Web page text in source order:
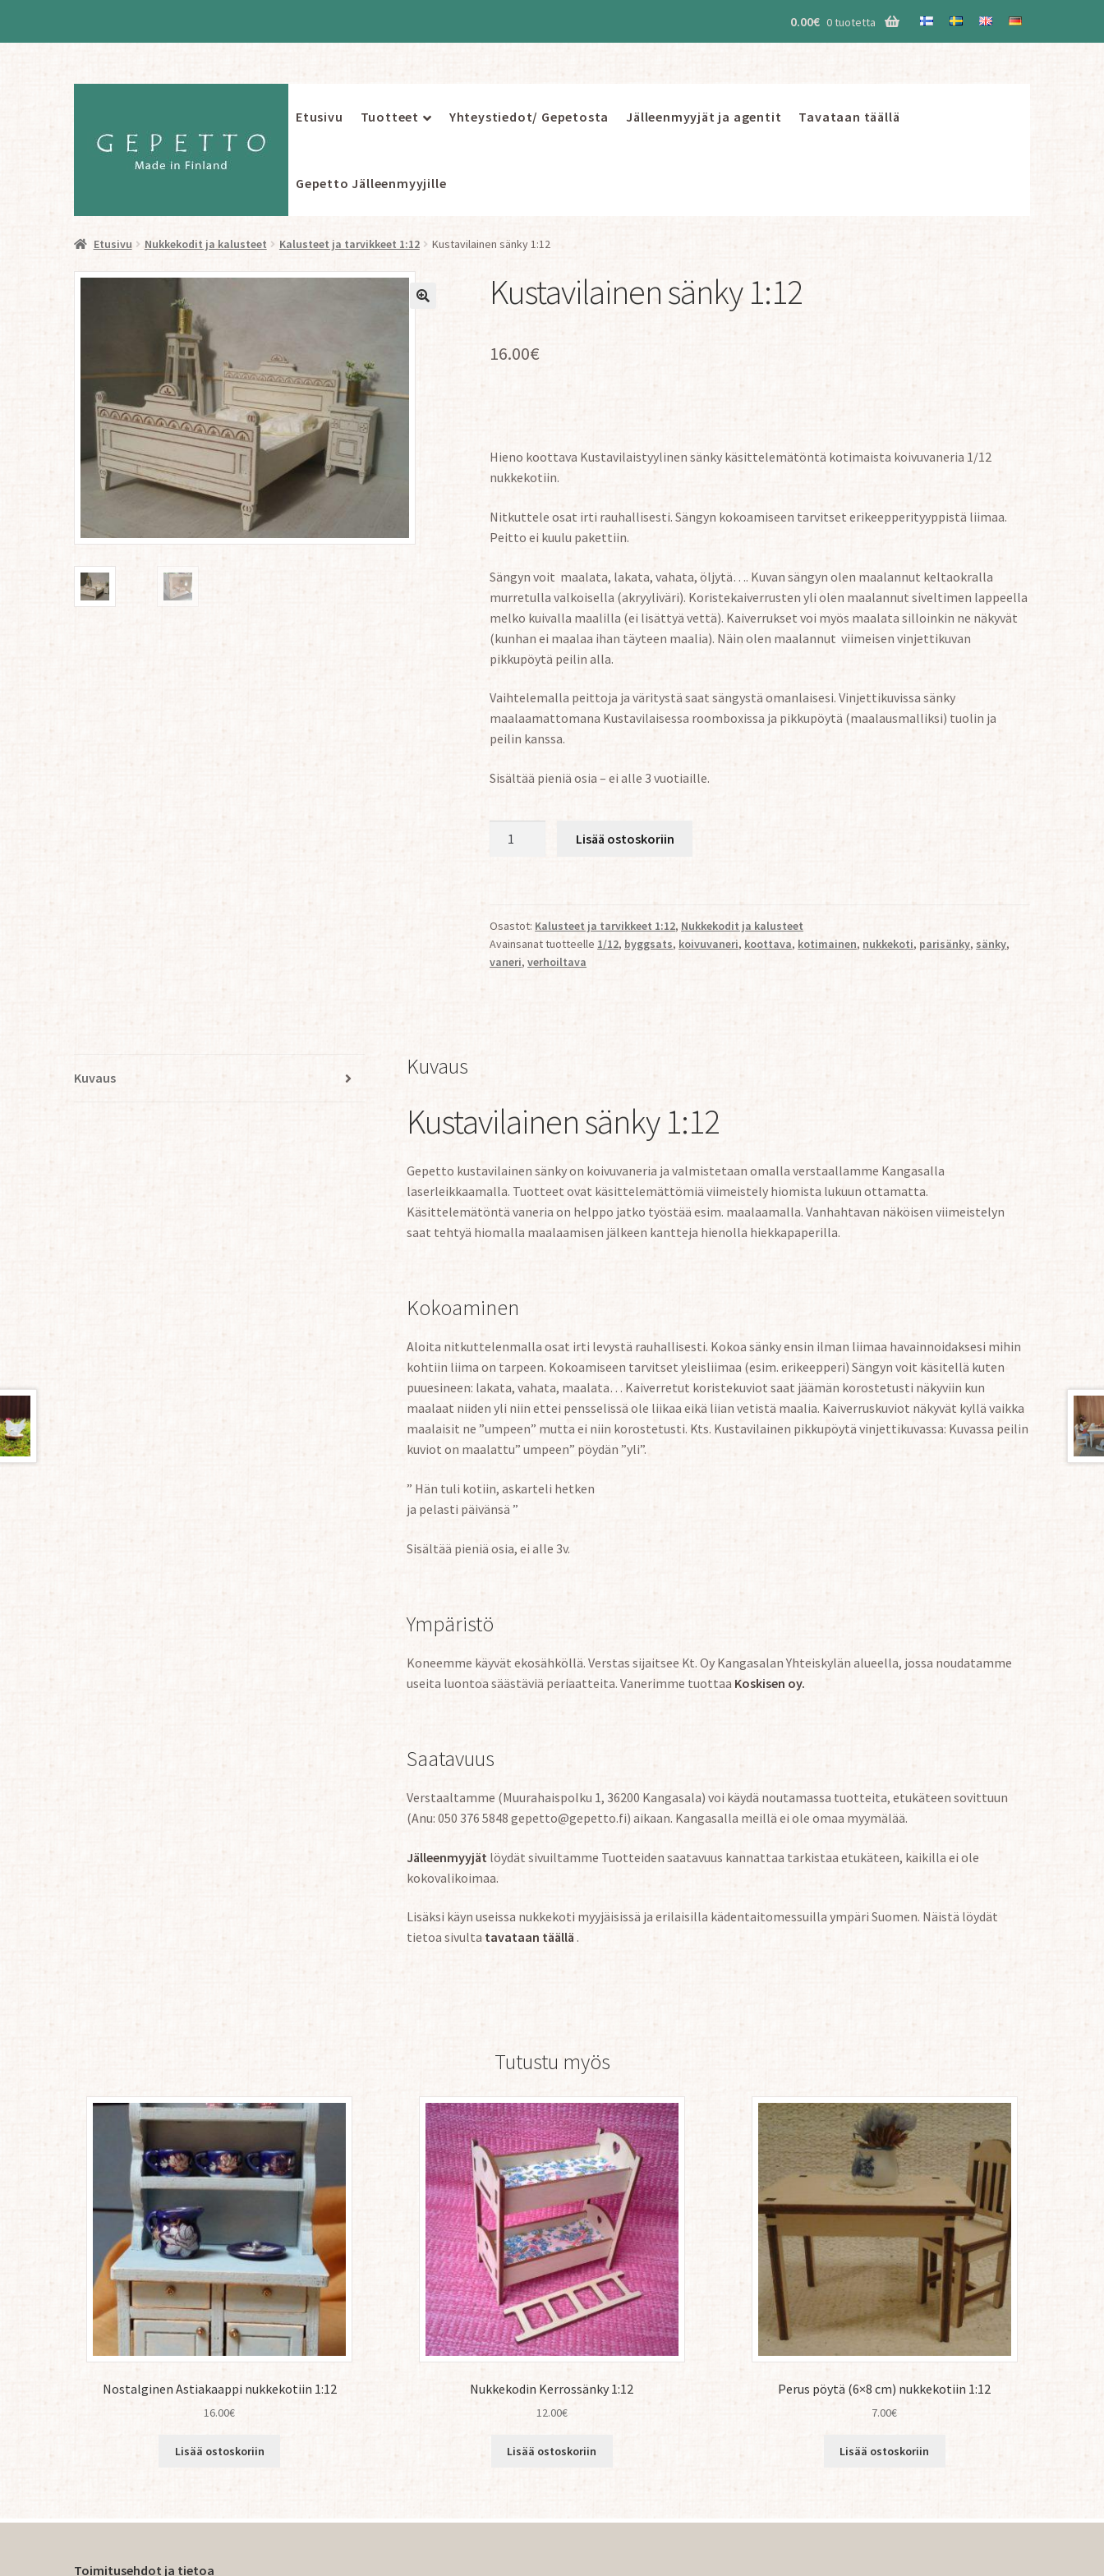
0.00€ 0 tuotetta
Siirry
Siirry
Etusivu Tuotteet Yhteystiedot/ Gepetosta Jälleenmyyjät ja agentit Tavataan täällä
Gepetto Jälleenmyyjille
Etusivu Nukkekodit ja kalusteet Kalusteet ja tarvikkeet 1:12 Kustavilainen sänky 1:12
Kustavilainen sänky 1:12
16.00€
Hieno koottava Kustavilaistyylinen sänky käsittelemätöntä kotimaista koivuvaneria 1/12
nukkekotiin.
Nitkuttele osat irti rauhallisesti. Sängyn kokoamiseen tarvitset erikeepperityyppistä liimaa.
Peitto ei kuulu pakettiin.
Sängyn voit maalata, lakata, vahata, öljytä…. Kuvan sängyn olen maalannut keltaokralla
murretulla valkoisella (akryyliväri). Koristekaiverrusten yli olen maalannut siveltimen lappeella
melko kuivalla maalilla (ei lisättyä vettä). Kaiverrukset voi myös maalata silloinkin ne näkyvät
(kunhan ei maalaa ihan täyteen maalia). Näin olen maalannut viimeisen vinjettikuvan
pikkupöytä peilin alla.
Vaihtelemalla peittoja ja väritystä saat sängystä omanlaisesi. Vinjettikuvissa sänky
maalaamattomana Kustavilaisessa roomboxissa ja pikkupöytä (maalausmalliksi) tuolin ja
peilin kanssa.
Sisältää pieniä osia – ei alle 3 vuotiaille.
Lisää ostoskoriin
Osastot: Kalusteet ja tarvikkeet 1:12, Nukkekodit ja kalusteet
Avainsanat tuotteelle 1/12, byggsats, koivuvaneri, koottava, kotimainen, nukkekoti, parisänky, sänky,
vaneri,verhoiltava
Kuvaus Kuvaus
Kustavilainen sänky 1:12
Gepetto kustavilainen sänky on koivuvaneria ja valmistetaan omalla verstaallamme Kangasalla
laserleikkaamalla. Tuotteet ovat käsittelemättömiä viimeistely hiomista lukuun ottamatta.
Käsittelemätöntä vaneria on helppo jatko työstää esim. maalaamalla. Vanhahtavan näköisen viimeistelyn
saat tehtyä hiomalla maalaamisen jälkeen kantteja hienolla hiekkapaperilla.
Kokoaminen
Aloita nitkuttelenmalla osat irti levystä rauhallisesti. Kokoa sänky ensin ilman liimaa havainnoidaksesi mihin
kohtiin liima on tarpeen. Kokoamiseen tarvitset yleisliimaa (esim. erikeepperi) Sängyn voit käsitellä kuten
puuesineen: lakata, vahata, maalata… Kaiverretut koristekuviot saat jäämän korostetusti näkyviin kun
maalaat niiden yli niin ettei pensselissä ole liikaa eikä liian vetistä maalia. Kaiverruskuviot näkyvät kyllä vaikka
maalaisit ne ”umpeen” mutta ei niin korostetusti. Kts. Kustavilainen pikkupöytä vinjettikuvassa: Kuvassa peilin
kuviot on maalattu” umpeen” pöydän ”yli”.
” Hän tuli kotiin, askarteli hetken
ja pelasti päivänsä ”
Sisältää pieniä osia, ei alle 3v.
Ympäristö
Koneemme käyvät ekosähköllä. Verstas sijaitsee Kt. Oy Kangasalan Yhteiskylän alueella, jossa noudatamme
useita luontoa säästäviä periaatteita. Vanerimme tuottaa Koskisen oy.
Saatavuus
Verstaaltamme (Muurahaispolku 1, 36200 Kangasala) voi käydä noutamassa tuotteita, etukäteen sovittuun
(Anu: 050 376 5848 gepetto@gepetto.fi) aikaan. Kangasalla meillä ei ole omaa myymälää.
Jälleenmyyjät löydät sivuiltamme Tuotteiden saatavuus kannattaa tarkistaa etukäteen, kaikilla ei ole
kokovalikoimaa.
Lisäksi käyn useissa nukkekoti myyjäisissä ja erilaisilla kädentaitomessuilla ympäri Suomen. Näistä löydät
tietoa sivulta tavataan täällä .
Tutustu myös
Nostalginen Astiakaappi nukkekotiin 1:12
16.00€
Lisää ostoskoriin
Nukkekodin Kerrossänky 1:12
12.00€
Lisää ostoskoriin
Perus pöytä (6×8 cm) nukkekotiin 1:12
7.00€
Lisää ostoskoriin
Toimitusehdot ja tietoa